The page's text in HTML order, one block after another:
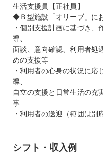
生活支援員【正社員】
◆Ｂ型施設「オリーブ」に
・個別支援計画に基づき
導、
面談、意向確認、利用者処
めの支援等
・利用者の心身の状況に
導、
自立の支援と日常生活の充
事
・利用者の送迎（範囲は別
シフト・収入例